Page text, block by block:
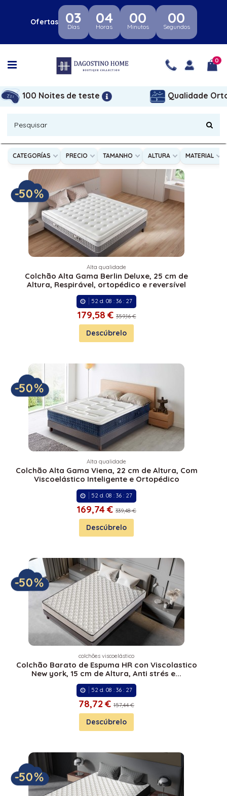
Ofertas 03
Días
04
Horas
00
Minutos
00
Segundos
0
100 Noites de teste Qualidade
colchões
CATEGORÍAS PRECIO TAMANHO ALTURA MATERIAL
Alta qualidade
Colchão Alta Gama Berlin Deluxe, 25 cm de
Altura, Respirável, ortopédico e reversível
52 d. 08 : 36: 27
179,58 € 359,16 €
Descúbrelo
Alta qualidade
Colchão Alta Gama Viena, 22 cm de Altura, Com
Viscoelástico Inteligente e Ortopédico
52 d. 08 : 36: 27
169,74 € 339,48 €
Descúbrelo
colchões viscoelástico
Colchão Barato de Espuma HR con Viscolastico
New york, 15 cm de Altura, Anti strés e...
52 d. 08 : 36: 27
78,72 € 157,44 €
Descúbrelo